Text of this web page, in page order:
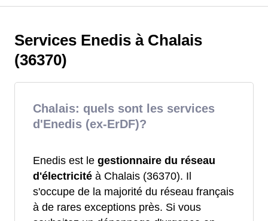
Services Enedis à Chalais
(36370)
Chalais: quels sont les services
d'Enedis (ex-ErDF)?
Enedis est le gestionnaire du réseau
d'électricité à Chalais (36370). Il
s'occupe de la majorité du réseau français
à de rares exceptions près. Si vous